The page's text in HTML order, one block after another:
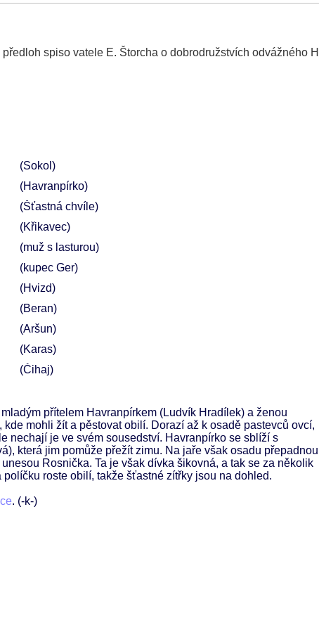
spiso vatele E. Štorcha o dobrodružstvích odvážného
(Sokol)
(Havranpírko)
(Šťastná chvíle)
(Křikavec)
(muž s lasturou)
(kupec Ger)
(Hvizd)
(Beran)
(Aršun)
(Karas)
(Čihaj)
přítelem Havranpírkem (Ludvík Hradílek) a ženou
mohli žít a pěstovat obilí. Dorazí až k osadě pastevců ovcí,
nechají je ve svém sousedství. Havranpírko se sblíží s
která jim pomůže přežít zimu. Na jaře však osadu přepadnou
Rosnička. Ta je však dívka šikovná, a tak se za několik
roste obilí, takže šťastné zítřky jsou na dohled.
. (-k-)